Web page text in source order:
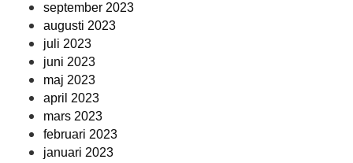
september 2023
augusti 2023
juli 2023
juni 2023
maj 2023
april 2023
mars 2023
februari 2023
januari 2023